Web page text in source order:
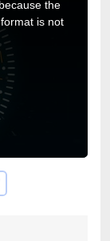
the
is not